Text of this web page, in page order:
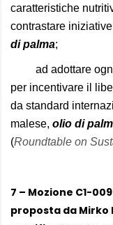
caratteristiche
contrastare
di palma;
ad adottare ogni
per incentivare il
da standard
malese, olio di
(Roundtable on
7 – Mozione C1-
proposta da Mirko